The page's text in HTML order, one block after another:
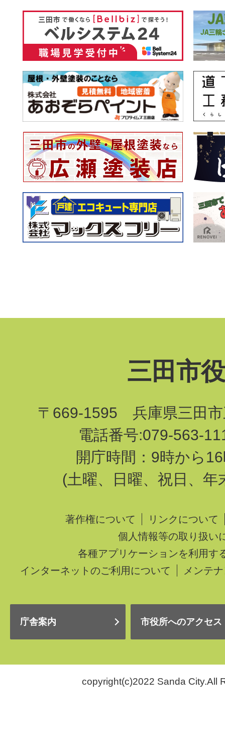
三田市
〒669-1595 兵庫県三田市
電話番号:079-563-
開庁時間：9時から
(土曜、日曜、祝日、年
著作権について
リンクについて
個人情報等の取り扱い
各種アプリケーションを利用す
インターネットのご利用について
メンテ
庁舎案内 市役所へのアクセス
copyright(c)2022 Sanda City.All